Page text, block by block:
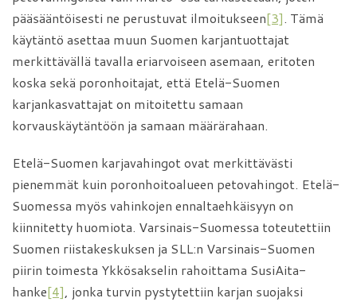
pääsääntöisesti ne perustuvat ilmoitukseen[3] . Tämä
käytäntö asettaa muun Suomen karjantuottajat
merkittävällä tavalla eriarvoiseen asemaan, eritoten
koska sekä poronhoitajat, että Etelä-Suomen
karjankasvattajat on mitoitettu samaan
korvauskäytäntöön ja samaan määrärahaan.
Etelä-Suomen karjavahingot ovat merkittävästi
pienemmät kuin poronhoitoalueen petovahingot. Etelä-
Suomessa myös vahinkojen ennaltaehkäisyyn on
kiinnitetty huomiota. Varsinais-Suomessa toteutettiin
Suomen riistakeskuksen ja SLL:n Varsinais-Suomen
piirin toimesta Ykkösakselin rahoittama SusiAita-
hanke[4], jonka turvin pystytettiin karjan suojaksi